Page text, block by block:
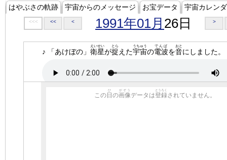
はやぶさの軌跡 宇宙からのメッセージ お宝データ 宇宙カレン
<<< << < 1991年01月 26日 >
♪ 「あけぼの」 衛星
えいせい
が捉
とら
えた宇宙
うちゅう
の電波
でんぱ
を音
おと
にしました。
この 日
ひ
の画像
がぞう
データは登録
とうろく
されていません。